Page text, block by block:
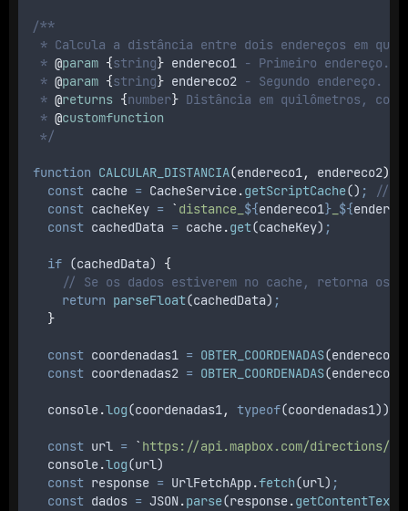
/**
* Calcula a distância entre dois endereços em
* @param {string} endereco1 - Primeiro endereço.
* @param {string} endereco2 - Segundo endereço.
* @returns {number} Distância em quilômetros, com
* @customfunction
*/
function CALCULAR_DISTANCIA(endereco1, endereco2)
const cache = CacheService.getScriptCache() ;
//
const cacheKey = ` distance_ ${endereco1} ${
const cachedData = cache.get(cacheKey) ;
if (cachedData) {
// Se os dados estiverem no cache, retorna os
return parseFloat(cachedData) ;
}
const coordenadas1 = OBTER_COORDENADAS(endereco1
const coordenadas2 = OBTER_COORDENADAS(endereco2
console.log(coordenadas1, typeof(coordenadas1))
const url = ` https://api.mapbox.com/directions/
console.log(url)
const response = UrlFetchApp.fetch(url) ;
const dados = JSON.parse(response.getContentText